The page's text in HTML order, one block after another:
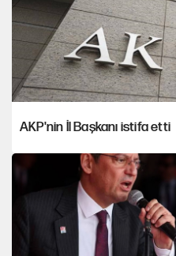
AKP'nin İl Başkanı istifa etti